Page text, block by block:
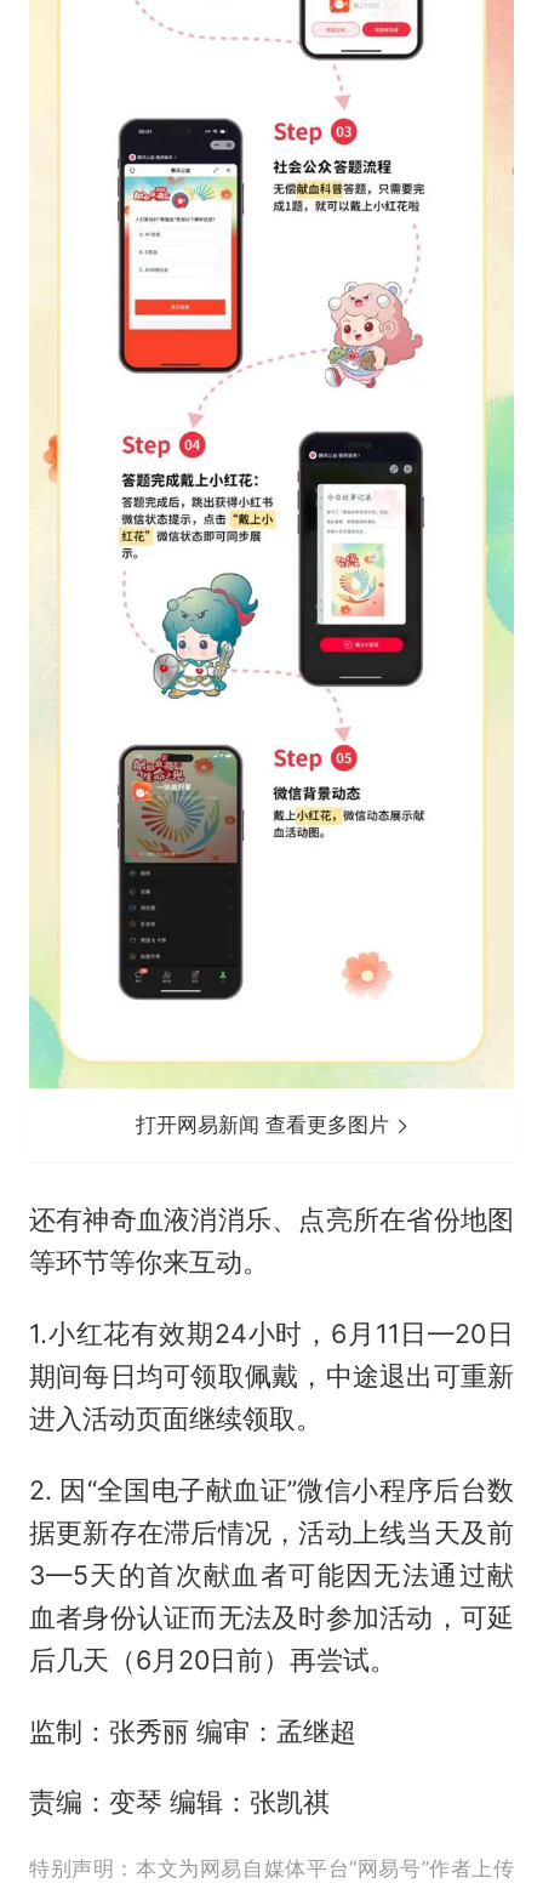
打开网易新闻 查看更多图片
还有神奇血液消消乐、点亮所在省份地图
等环节等你来互动。
1.小红花有效期24小时，6月11日—20日
期间每日均可领取佩戴，中途退出可重新
进入活动页面继续领取。
2. 因“全国电子献血证”微信小程序后台数
据更新存在滞后情况，活动上线当天及前
3—5天的首次献血者可能因无法通过献
血者身份认证而无法及时参加活动，可延
后几天（6月20日前）再尝试。
监制：张秀丽 编审：孟继超
责编：变琴 编辑：张凯祺
特别声明：本文为网易自媒体平台“网易号”作者上传